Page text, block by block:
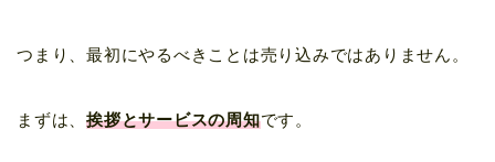
つまり、最初にやるべきことは売り込みではありません。
まずは、挨拶とサービスの周知です。